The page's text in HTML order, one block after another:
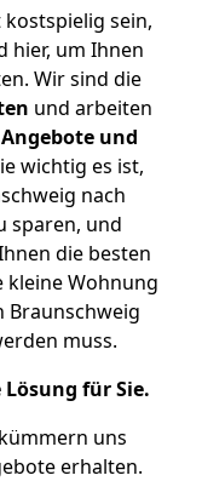
sein,
hier, um Ihnen
Wir sind die
und arbeiten
und
wichtig es ist,
nach
sparen, und
die besten
kleine Wohnung
Braunschweig
muss.
für Sie.
uns
erhalten.